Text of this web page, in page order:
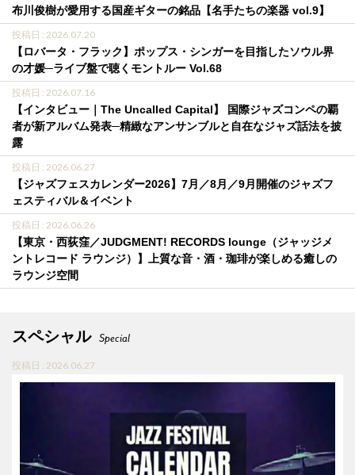
布川俊樹が愛用する国産ギターの銘品【名手たちの楽器 vol.9】
投稿日 : 2026.07.20
【ロバータ・フラック】ポップス・シンガーを目指したソウル界
の才媛─ライブ盤で聴くモントルー Vol.68
投稿日 : 2026.07.16
【インタビュー｜The Uncalled Capital】 国際ジャズコンペの覇
者が新アルバム発表─精緻なアンサンブルと自在なジャズ話法を披
露
投稿日 : 2026.06.27
【ジャズフェスカレンダー2026】7月／8月／9月開催のジャズフ
ェスティバル＆イベント
投稿日 : 2026.06.26
【東京・西荻窪／JUDGMENT! RECORDS lounge（ジャッジメ
ントレコード ラウンジ）】上質な音・酒・珈琲が楽しめる癒しの
ラウンジ空間
スペシャル Special
投稿日 : 2026.06.27